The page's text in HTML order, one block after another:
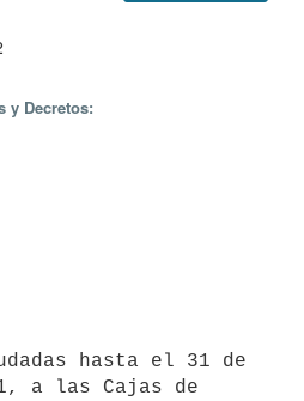
y Decretos:
a las Cajas de